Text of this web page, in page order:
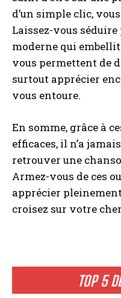
TOP 5
d’un simple clic,
Laissez-vous
moderne qui
vous permettent de
surtout apprécier
vous entoure.
En somme, grâce à
efficaces, il n’a
retrouver une
Armez-vous de ces
apprécier
croisez sur votre